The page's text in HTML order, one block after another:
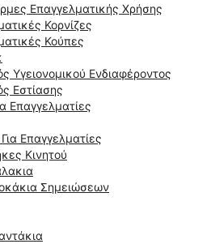
Επαγγελματικής Χρήσης
Κορνίζες
Κούπες
Υγειονομικού Ενδιαφέροντος
Εστίασης
Επαγγελματίες
Επαγγελματίες
Κινητού
Σημειώσεων